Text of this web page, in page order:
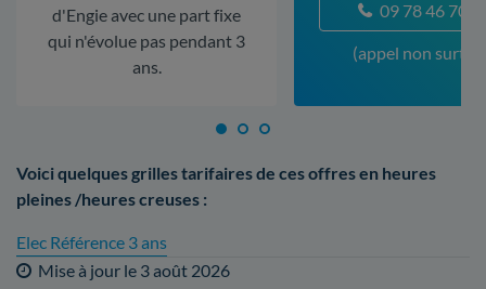
d'Engie avec une part fixe
qui n'évolue pas pendant 3
ans.
09 78 46 70
(appel non
Voici quelques grilles tarifaires de ces offres en heures
pleines /heures creuses :
Elec Référence 3 ans
Mise à jour le 3 août 2026